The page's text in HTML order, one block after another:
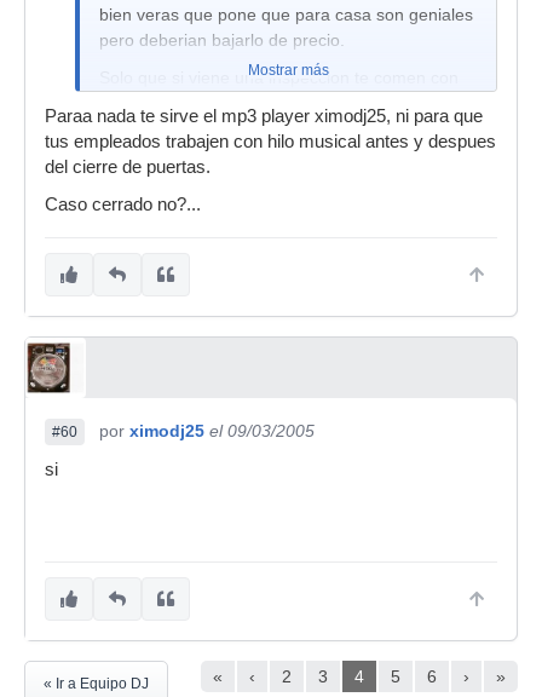
bien veras que pone que para casa son geniales
pero deberian bajarlo de precio.
Solo que si viene una inspeccion te comen con
ni los que las han puesto nada mas.
Mostrar más
Paraa nada te sirve el mp3 player ximodj25, ni para que
tus empleados trabajen con hilo musical antes y despues
del cierre de puertas.
Caso cerrado no?...
#60 por ximodj25 el 09/03/2005
si
« ‹ 2 3 4 5 6 › »
« Ir a Equipo DJ